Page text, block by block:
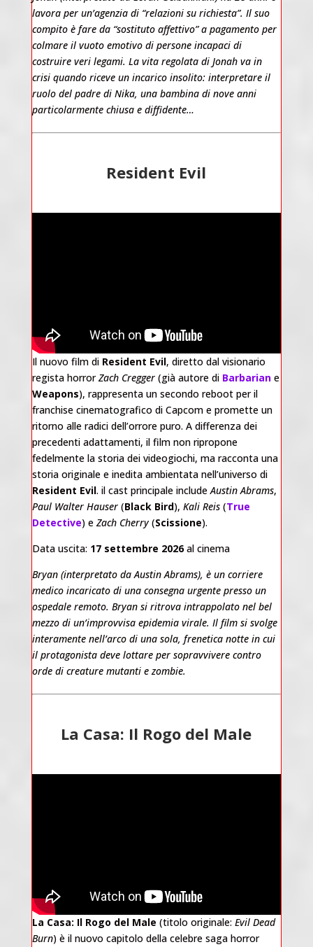
lavora per un’agenzia di “relazioni su richiesta”. Il suo
compito è fare da “sostituto affettivo” a pagamento per
colmare il vuoto emotivo di persone incapaci di
costruire veri legami. La vita regolata di Jonah va in
crisi quando riceve un incarico insolito: interpretare il
ruolo del padre di Nika, una bambina di nove anni
particolarmente chiusa e diffidente…
Resident Evil
Il nuovo film di Resident Evil, diretto dal visionario
regista horrorZach Cregger(già autore di Barbarian e
Weapons), rappresenta un secondo reboot per il
franchise cinematografico di Capcom e promette un
ritorno alle radici dell’orrore puro. A differenza dei
precedenti adattamenti, il film non ripropone
fedelmente la storia dei videogiochi, ma racconta una
storia originale e inedita ambientata nell’universo di
Resident Evil. il cast principale include Austin Abrams,
Paul Walter Hauser(Black Bird), Kali Reis(True
Detective) e Zach Cherry(Scissione).
Data uscita: 17 settembre 2026al cinema
Bryan (interpretato da Austin Abrams), è un corriere
medico incaricato di una consegna urgente presso un
ospedale remoto. Bryan si ritrova intrappolato nel bel
mezzo di un’improvvisa epidemia virale. Il film si svolge
interamente nell’arco di una sola, frenetica notte in cui
il protagonista deve lottare per sopravvivere contro
orde di creature mutanti e zombie.
La Casa: Il Rogo del Male
La Casa: Il Rogo del Male (titolo originale: Evil Dead
Burn) è il nuovo capitolo della celebre saga horror